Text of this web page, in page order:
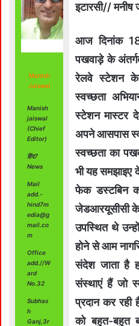
Manish
Jaiswal
Manish
jaiswal
(Chief
Editor)
हिंद7
News
Mail
add.-
hind7m
edia@g
mail.co
m
Office
add.//W
ard
No.32
Subhas
h
Ganj,3r
इटारसी// मनीष
आज दिनांक
पखवाड़े के
रेलवे स्टेशन के
स्वच्छता
स्टेशन मास्टर
अपने आसपास
स्वच्छता का
भी यह समझाइए
फेक डस्टबिन
जेडआरयूसीसी के
उपस्थित थे
होने से आम
संदेश जाता है
संस्थाएं हैं जो
प्रदान कर
को बहुत-बहुत